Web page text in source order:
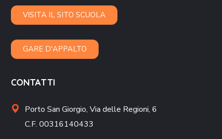
VISITA IL SITO SCUOLA
GARE D'APPALTO
CONTATTI
Porto San Giorgio,Via delle Regioni, 6
C.F. 00316140433